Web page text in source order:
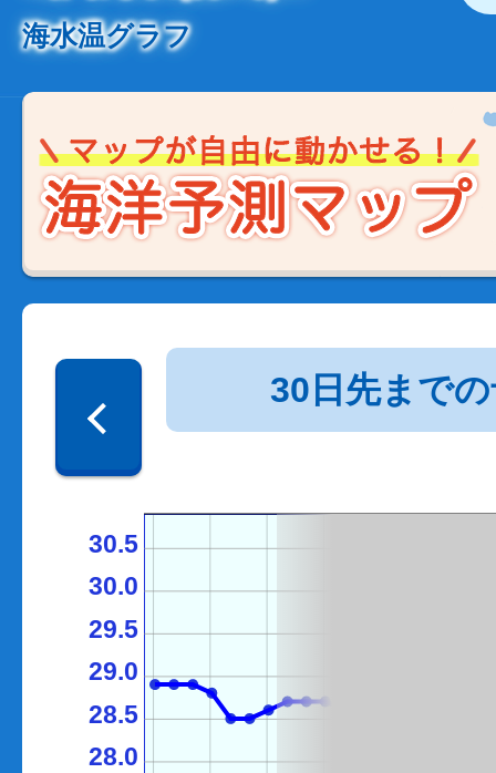
海水温グラフ
30日先まで
28.0
28.5
29.0
29.5
30.0
30.5